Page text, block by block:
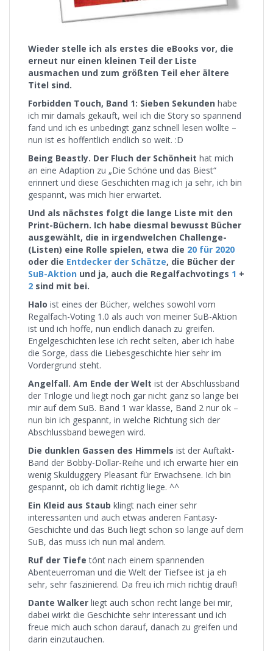
Wieder stelle ich als erstes die eBooks vor, die
erneut nur einen kleinen Teil der Liste
ausmachen und zum größten Teil eher ältere
Titel sind.
Forbidden Touch, Band 1: Sieben Sekunden habe
ich mir damals gekauft, weil ich die Story so spannend
fand und ich es unbedingt ganz schnell lesen wollte –
nun ist es hoffentlich endlich so weit. :D
Being Beastly. Der Fluch der Schönheit hat mich
an eine Adaption zu „Die Schöne und das Biest“
erinnert und diese Geschichten mag ich ja sehr, ich bin
gespannt, was mich hier erwartet.
Und als nächstes folgt die lange Liste mit den
Print-Büchern. Ich habe diesmal bewusst Bücher
ausgewählt, die in irgendwelchen Challenge-
(Listen) eine Rolle spielen, etwa die 20 für 2020
oder die Entdecker der Schätze, die Bücher der
SuB-Aktion und ja, auch die Regalfachvotings 1 +
2 sind mit bei.
Halo ist eines der Bücher, welches sowohl vom
Regalfach-Voting 1.0 als auch von meiner SuB-Aktion
ist und ich hoffe, nun endlich danach zu greifen.
Engelgeschichten lese ich recht selten, aber ich habe
die Sorge, dass die Liebesgeschichte hier sehr im
Vordergrund steht.
Angelfall. Am Ende der Welt ist der Abschlussband
der Trilogie und liegt noch gar nicht ganz so lange bei
mir auf dem SuB. Band 1 war klasse, Band 2 nur ok –
nun bin ich gespannt, in welche Richtung sich der
Abschlussband bewegen wird.
Die dunklen Gassen des Himmels ist der Auftakt-
Band der Bobby-Dollar-Reihe und ich erwarte hier ein
wenig Skulduggery Pleasant für Erwachsene. Ich bin
gespannt, ob ich damit richtig liege. ^^
Ein Kleid aus Staub klingt nach einer sehr
interessanten und auch etwas anderen Fantasy-
Geschichte und das Buch liegt schon so lange auf dem
SuB, das muss ich nun mal ändern.
Ruf der Tiefe tönt nach einem spannenden
Abenteuerroman und die Welt der Tiefsee ist ja eh
sehr, sehr faszinierend. Da freu ich mich richtig drauf!
Dante Walker liegt auch schon recht lange bei mir,
dabei wirkt die Geschichte sehr interessant und ich
freue mich auch schon darauf, danach zu greifen und
darin einzutauchen.